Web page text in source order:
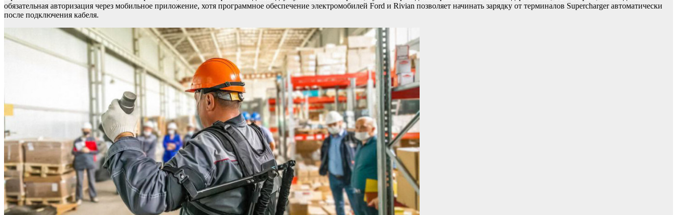
обязательная авторизация через мобильное приложение, хотя программное обеспечение электромобилей Ford и Rivian позволяет начинать зарядку от терминалов Supercharger автоматически
после подключения кабеля.